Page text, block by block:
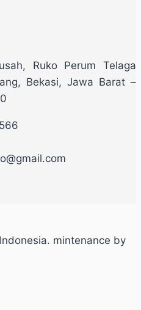
Ruko Perum Telaga
Bekasi, Jawa Barat –
mintenance by